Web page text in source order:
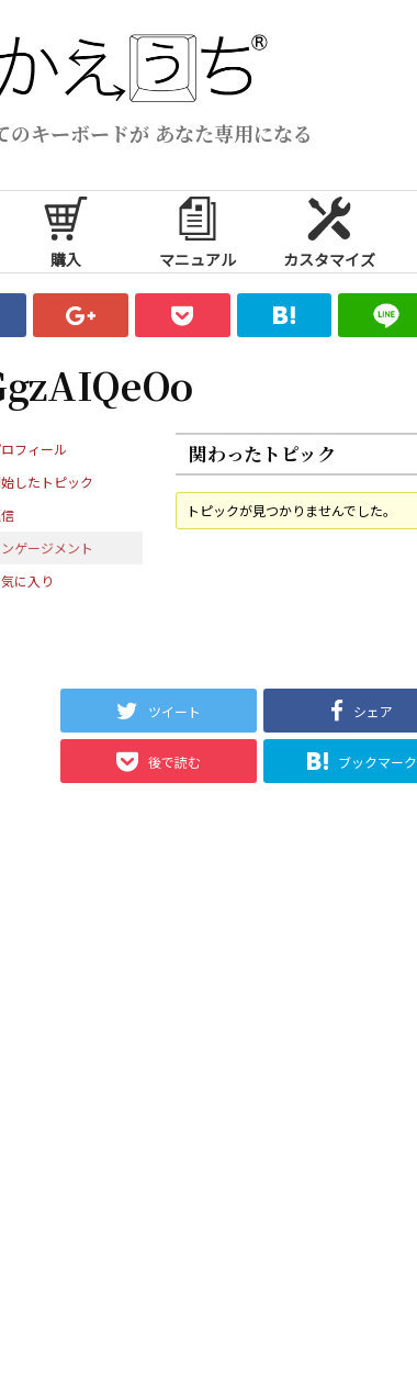
のキーボードが あなた専用になる
購入 マニュアル カスタマイズ
フィール
したトピック
ゲージメント
に入り
関わったトピック
トピックが見つかりませんでした。
ツイート シェア
後で読む ブックマーク